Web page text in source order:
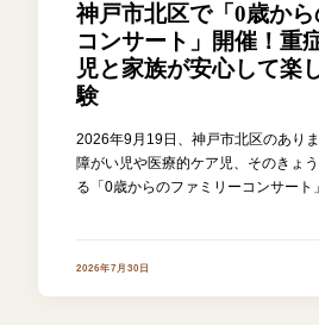
神戸市北区で「0歳か
コンサート」開催！重
児と家族が安心して楽
験
2026年9月19日、神戸市北区のあり
障がい児や医療的ケア児、そのきょ
る「0歳からのファミリーコンサート
2026年7月30日